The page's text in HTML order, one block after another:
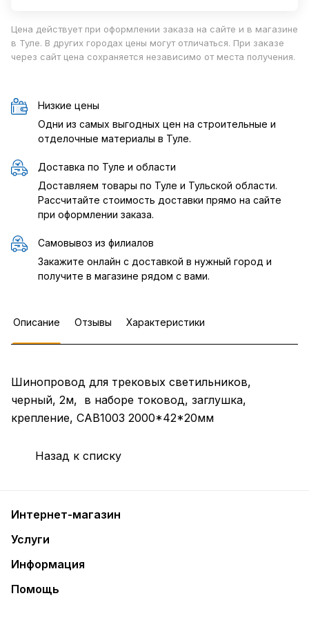
Цена действует при оформлении заказа на сайте и в магазине
в Туле. В других городах цены могут отличаться. При заказе
через сайт цена сохраняется независимо от места получения.
Низкие цены
Одни из самых выгодных цен на строительные и
отделочные материалы в Туле.
Доставка по Туле и области
Доставляем товары по Туле и Тульской области.
Рассчитайте стоимость доставки прямо на сайте
при оформлении заказа.
Самовывоз из филиалов
Закажите онлайн с доставкой в нужный город и
получите в магазине рядом с вами.
Описание Отзывы Характеристики
Шинопровод для трековых светильников,
черный, 2м, в наборе токовод, заглушка,
крепление, CAB1003 2000*42*20мм
Назад к списку
Интернет-магазин
Услуги
Информация
Помощь